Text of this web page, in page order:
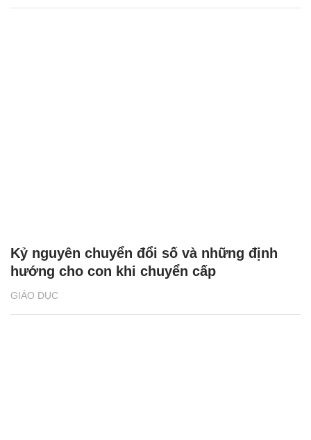
GIÁO DỤC
Kỷ nguyên chuyển đổi số và những định
hướng cho con khi chuyển cấp